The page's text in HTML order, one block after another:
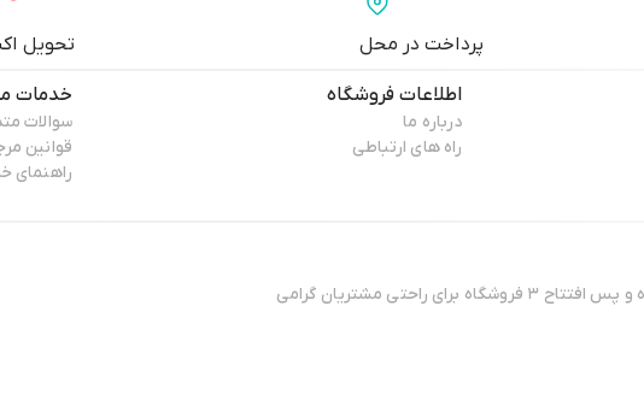
پرداخت در محل تحویل
اطلاعات فروشگاه
درباره ما
راه های ارتباطی
خدمات
سوالات
قوانین
راهنمای
کالای شهرزاد از سال 13۸۸ فعایت فیزیکی خود را آغاز کرده و پس افتتاح ۳ فروشگاه برای راحتی مشتریان گرامی